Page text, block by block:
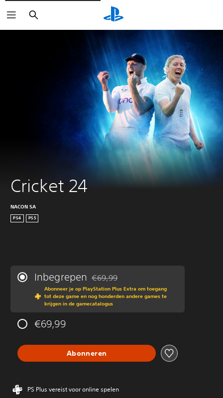
Zoeken
Cricket 24
NACON SA
PS4 PS5
Inbegrepen Korting ten opzichte van de
€69,99
Abonneer je op PlayStation Plus Extra om toegang
tot deze game en nog honderden andere games te
krijgen in de gamecatalogus
€69,99
Abonneren
PS Plus vereist voor online spelen